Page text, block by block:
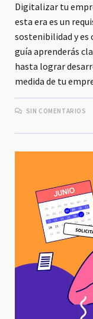
Digitalizar tu
esta era es un
sostenibilidad y es
guía aprenderás
hasta lograr
medida de tu
SIN COMENTARIOS